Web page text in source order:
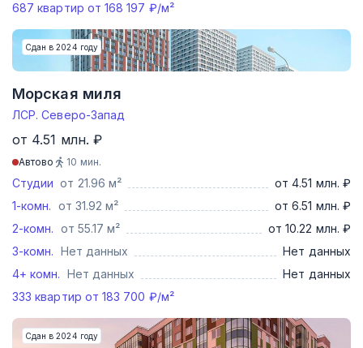
687 квартир от168 197 ₽/м²
Сдан в 2024 году
Морская миля
ЛСР. Северо-Запад
от 4.51 млн. ₽
Автово 10 мин.
Студии от 21.96 м²
от 4.51 млн. ₽
1-комн. от 31.92 м²
от 6.51 млн. ₽
2-комн. от 55.17 м²
от 10.22 млн. ₽
3-комн. Нет данных
Нет данных
4+ комн. Нет данных
Нет данных
333 квартир от183 700 ₽/м²
Сдан в 2024 году